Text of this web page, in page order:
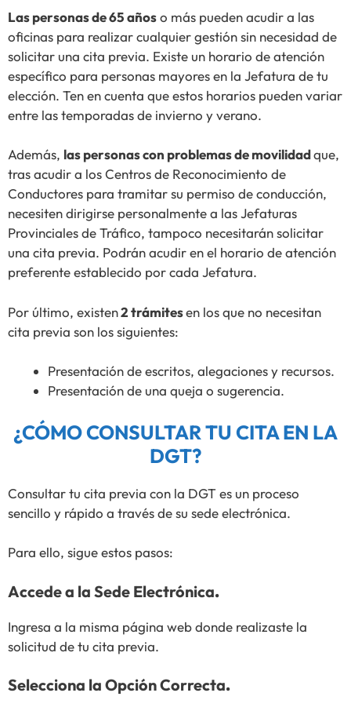
Las personas de 65 añoso más pueden acudir a las
oficinas para realizar cualquier gestión sin necesidad de
solicitar una cita previa. Existe un horario de atención
específico para personas mayores en la Jefatura de tu
elección. Ten en cuenta que estos horarios pueden variar
entre las temporadas de invierno y verano.
Además, las personas con problemas de movilidadque,
tras acudir a los Centros de Reconocimiento de
Conductores para tramitar su permiso de conducción,
necesiten dirigirse personalmente a las Jefaturas
Provinciales de Tráfico, tampoco necesitarán solicitar
una cita previa. Podrán acudir en el horario de atención
preferente establecido por cada Jefatura.
Por último, existen2 trámitesen los que no necesitan
cita previa son los siguientes:
Presentación de escritos, alegaciones y recursos.
Presentación de una queja o sugerencia.
¿CÓMO CONSULTAR TU CITA EN LA
DGT?
Consultar tu cita previa con la DGT es un proceso
sencillo y rápido a través de su sede electrónica.
Para ello, sigue estos pasos:
Accede a la Sede Electrónica.
Ingresa a la misma página web donde realizaste la
solicitud de tu cita previa.
Selecciona la Opción Correcta.